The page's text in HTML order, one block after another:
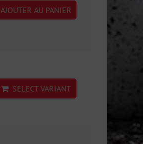
AJOUTER AU PANIER
SELECT VARIANT